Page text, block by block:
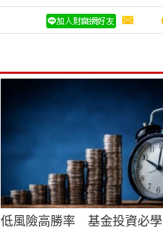
低風險高勝率 基金投資必